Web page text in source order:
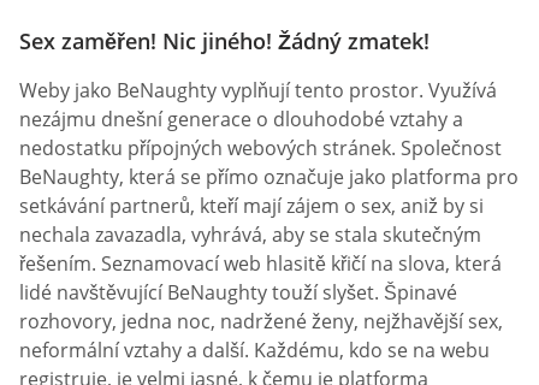
Sex zaměřen! Nic jiného! Žádný zmatek!
Weby jako BeNaughty vyplňují tento prostor. Využívá
nezájmu dnešní generace o dlouhodobé vztahy a
nedostatku přípojných webových stránek. Společnost
BeNaughty, která se přímo označuje jako platforma pro
setkávání partnerů, kteří mají zájem o sex, aniž by si
nechala zavazadla, vyhrává, aby se stala skutečným
řešením. Seznamovací web hlasitě křičí na slova, která
lidé navštěvující BeNaughty touží slyšet. Špinavé
rozhovory, jedna noc, nadržené ženy, nejžhavější sex,
neformální vztahy a další. Každému, kdo se na webu
registruje, je velmi jasné, k čemu je platforma